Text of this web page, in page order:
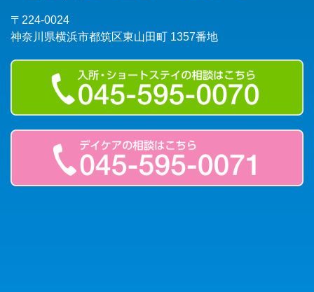
〒224-0024
神奈川県横浜市都筑区東山田町 1357番地